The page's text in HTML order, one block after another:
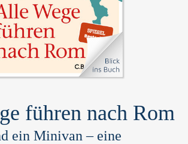
führen nach Rom
ein Minivan – eine